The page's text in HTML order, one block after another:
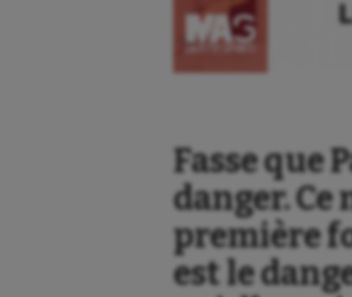
Fasse que
danger. Ce
première
est le